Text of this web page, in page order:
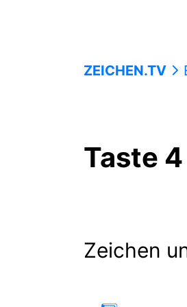
ZEICHEN.TV
Taste 4
Zeichen